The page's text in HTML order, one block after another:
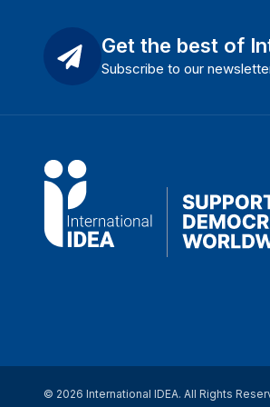
Get the best of
Subscribe to our
© 2026 International IDEA. All Rights